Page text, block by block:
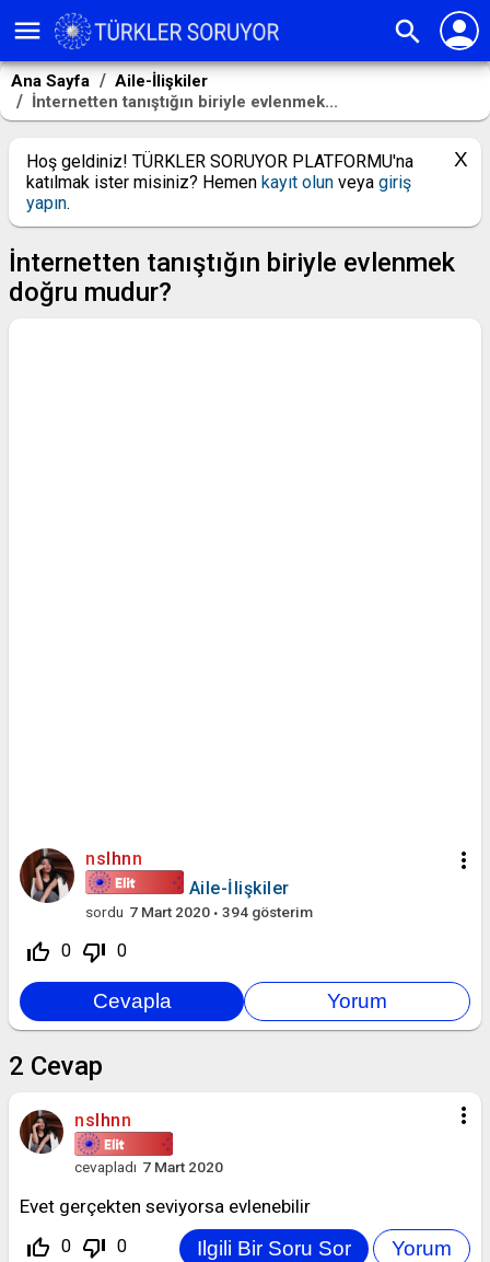
menu search person
Ana Sayfa
Aile-İlişkiler
İnternetten tanıştığın biriyle evlenmek...
Hoş geldiniz! TÜRKLER SORUYOR PLATFORMU'na
katılmak ister misiniz? Hemen kayıt olun veya giriş
yapın.
İnternetten tanıştığın biriyle evlenmek
doğru mudur?
more_vert
nslhnn
Aile-İlişkiler
sordu 7 Mart 2020 394 gösterim
thumb_up_off_alt 0 thumb_down_off_alt 0
2 Cevap
more_vert
nslhnn
cevapladı 7 Mart 2020
Evet gerçekten seviyorsa evlenebilir
thumb_up_off_alt 0 thumb_down_off_alt 0